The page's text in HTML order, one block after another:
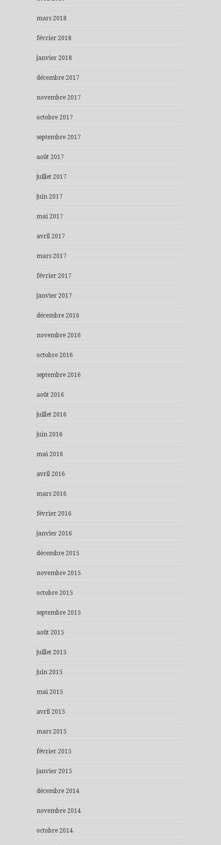
mars 2018
février 2018
janvier 2018
décembre 2017
novembre 2017
octobre 2017
septembre 2017
août 2017
juillet 2017
juin 2017
mai 2017
avril 2017
mars 2017
février 2017
janvier 2017
décembre 2016
novembre 2016
octobre 2016
septembre 2016
août 2016
juillet 2016
juin 2016
mai 2016
avril 2016
mars 2016
février 2016
janvier 2016
décembre 2015
novembre 2015
octobre 2015
septembre 2015
août 2015
juillet 2015
juin 2015
mai 2015
avril 2015
mars 2015
février 2015
janvier 2015
décembre 2014
novembre 2014
octobre 2014